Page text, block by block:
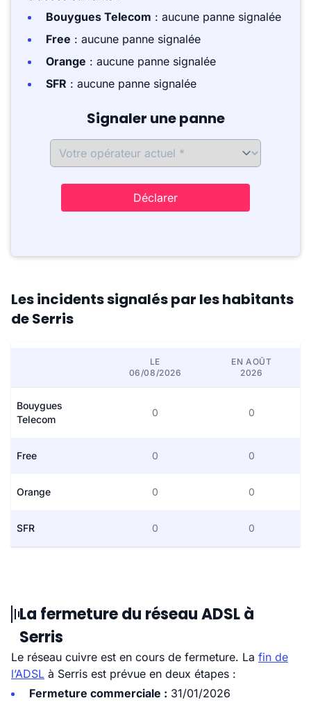
Bouygues Telecom : aucune panne signalée
Free : aucune panne signalée
Orange : aucune panne signalée
SFR : aucune panne signalée
Signaler une panne
Déclarer
Les incidents signalés par les habitants
de Serris
LE
06/08/2026
EN AOÛT
2026
Bouygues
Telecom
0 0
Free 0 0
Orange 0 0
SFR 0 0
La fermeture du réseau ADSL à
Serris
Le réseau cuivre est en cours de fermeture. La fin de
l’ADSL à Serris est prévue en deux étapes :
Fermeture commerciale : 31/01/2026